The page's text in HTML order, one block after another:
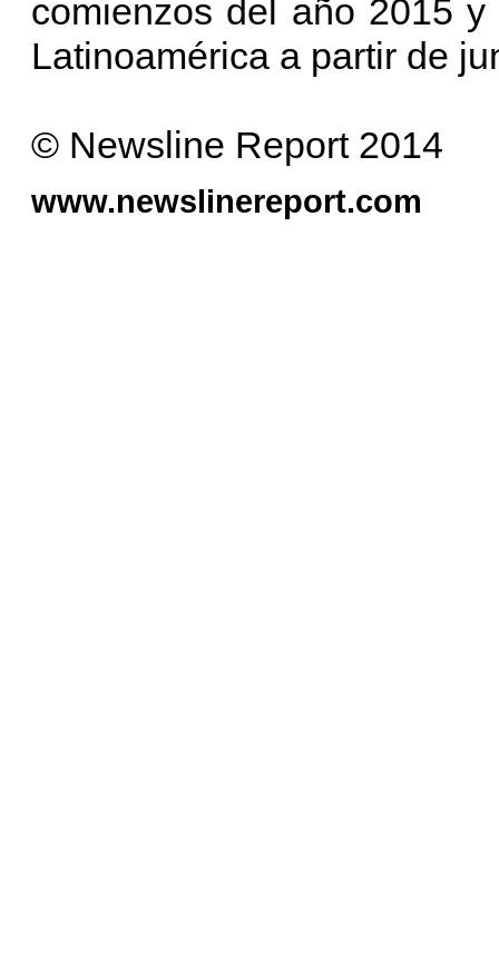
comienzos del año 2015
Latinoamérica a partir de
© Newsline Report 2014
www.newslinereport.com